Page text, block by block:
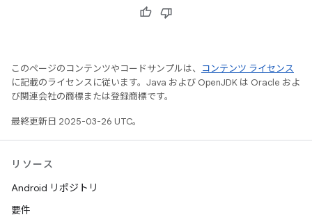
このページのコンテンツやコードサンプルは、
コンテンツ ライセンス
に記載のライセンスに従います。Java および OpenJDK は Oracle およ
び関連会社の商標または登録商標です。
最終更新日 2025-03-26 UTC。
リソース
Android リポジトリ
要件